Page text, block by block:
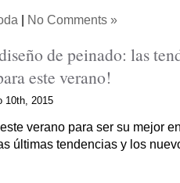
No Comments »
de peinado: las
este verano!
10th, 2015
verano para ser su mejor
últimas tendencias y los